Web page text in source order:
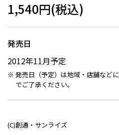
1,540円(税込)
発売日
2012年11月予定
発売日（予定）は地域・店舗など
でご了承ください。
(C)創通・サンライズ